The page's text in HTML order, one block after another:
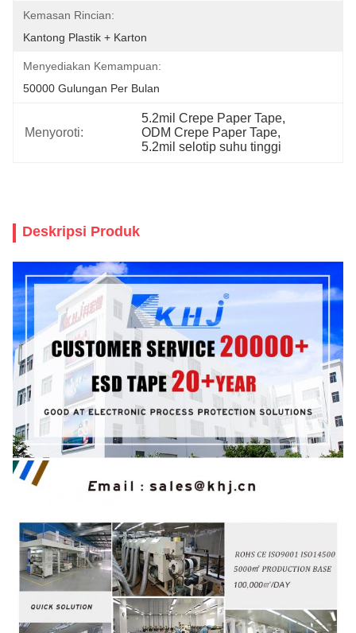
Kemasan Rincian:
Kantong Plastik + Karton
Menyediakan Kemampuan:
50000 Gulungan Per Bulan
Menyoroti:
5.2mil Crepe Paper Tape,
ODM Crepe Paper Tape,
5.2mil selotip suhu tinggi
Deskripsi Produk